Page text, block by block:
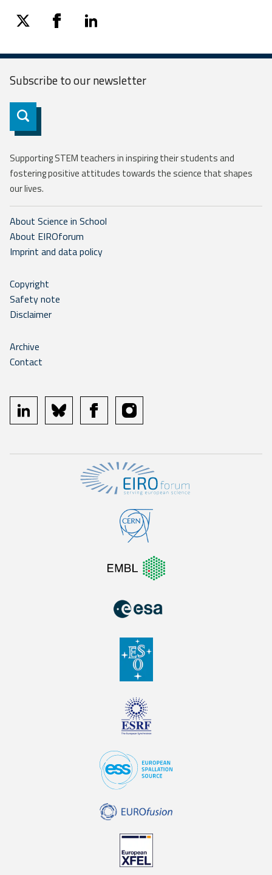
twitter facebooklinkedin
Subscribe to ournewsletter
Subscribe
Supporting STEM teachers in inspiring their students and
fostering positive attitudes towards the science that shapes
our lives.
About Science in School
About EIROforum
Imprint and data policy
Copyright
Safety note
Disclaimer
Archive
Contact
linkedin bluesky facebookinstagram